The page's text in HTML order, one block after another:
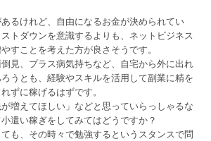
あるけれど、自由になるお金が決められてい
トダウンを意識するよりも、ネットビジネス
すことを考えた方が良さそうです。
見、プラス病気持ちなど、自宅から外に出れ
うとも、経験やスキルを活用して副業に精を
ずに稼げるはずです。
が増えてほしい」などと思っていらっしゃるな
遣い稼ぎをしてみてはどうですか？
も、その時々で勉強するというスタンスで問